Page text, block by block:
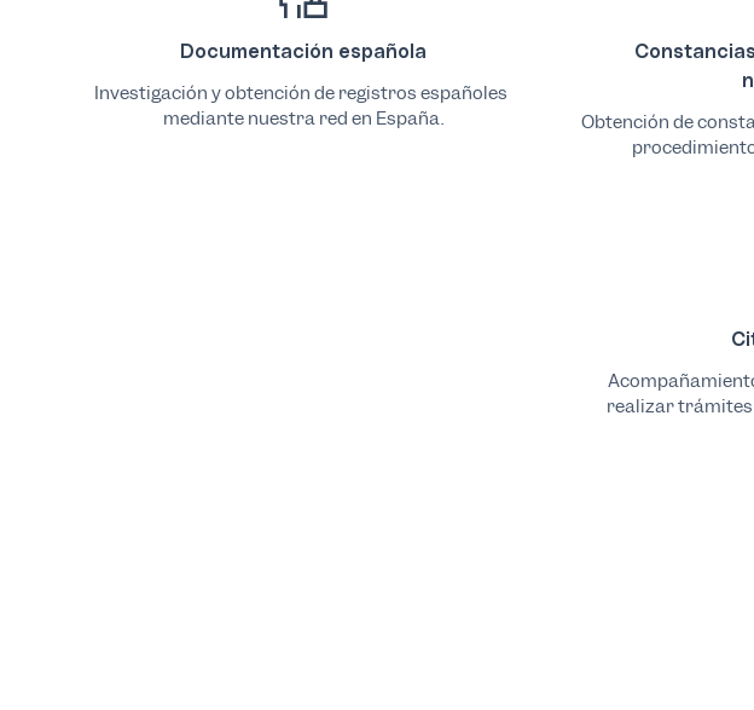
Documentación española
Investigación y obtención de registros españoles
mediante nuestra red en España.
Obtención de
realizar trámites